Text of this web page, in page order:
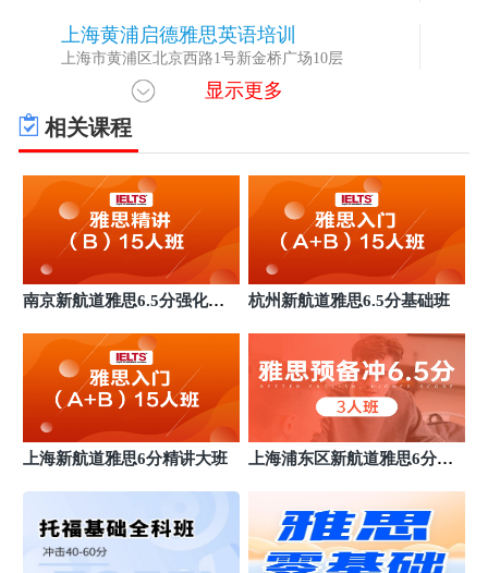
上海黄浦启德雅思英语培训
上海市黄浦区北京西路1号新金桥广场10层
显示更多
相关课程
南京新航道雅思6.5分强化小
杭州新航道雅思6.5分基础班
上海新航道雅思6分精讲大班
上海浦东区新航道雅思6分班